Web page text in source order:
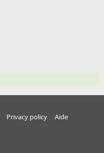
Privacy policy
Aide